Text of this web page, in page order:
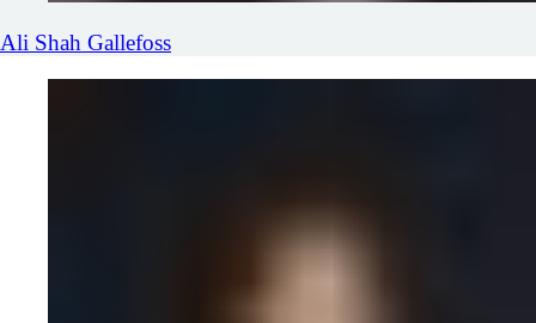
Ali Shah Gallefoss